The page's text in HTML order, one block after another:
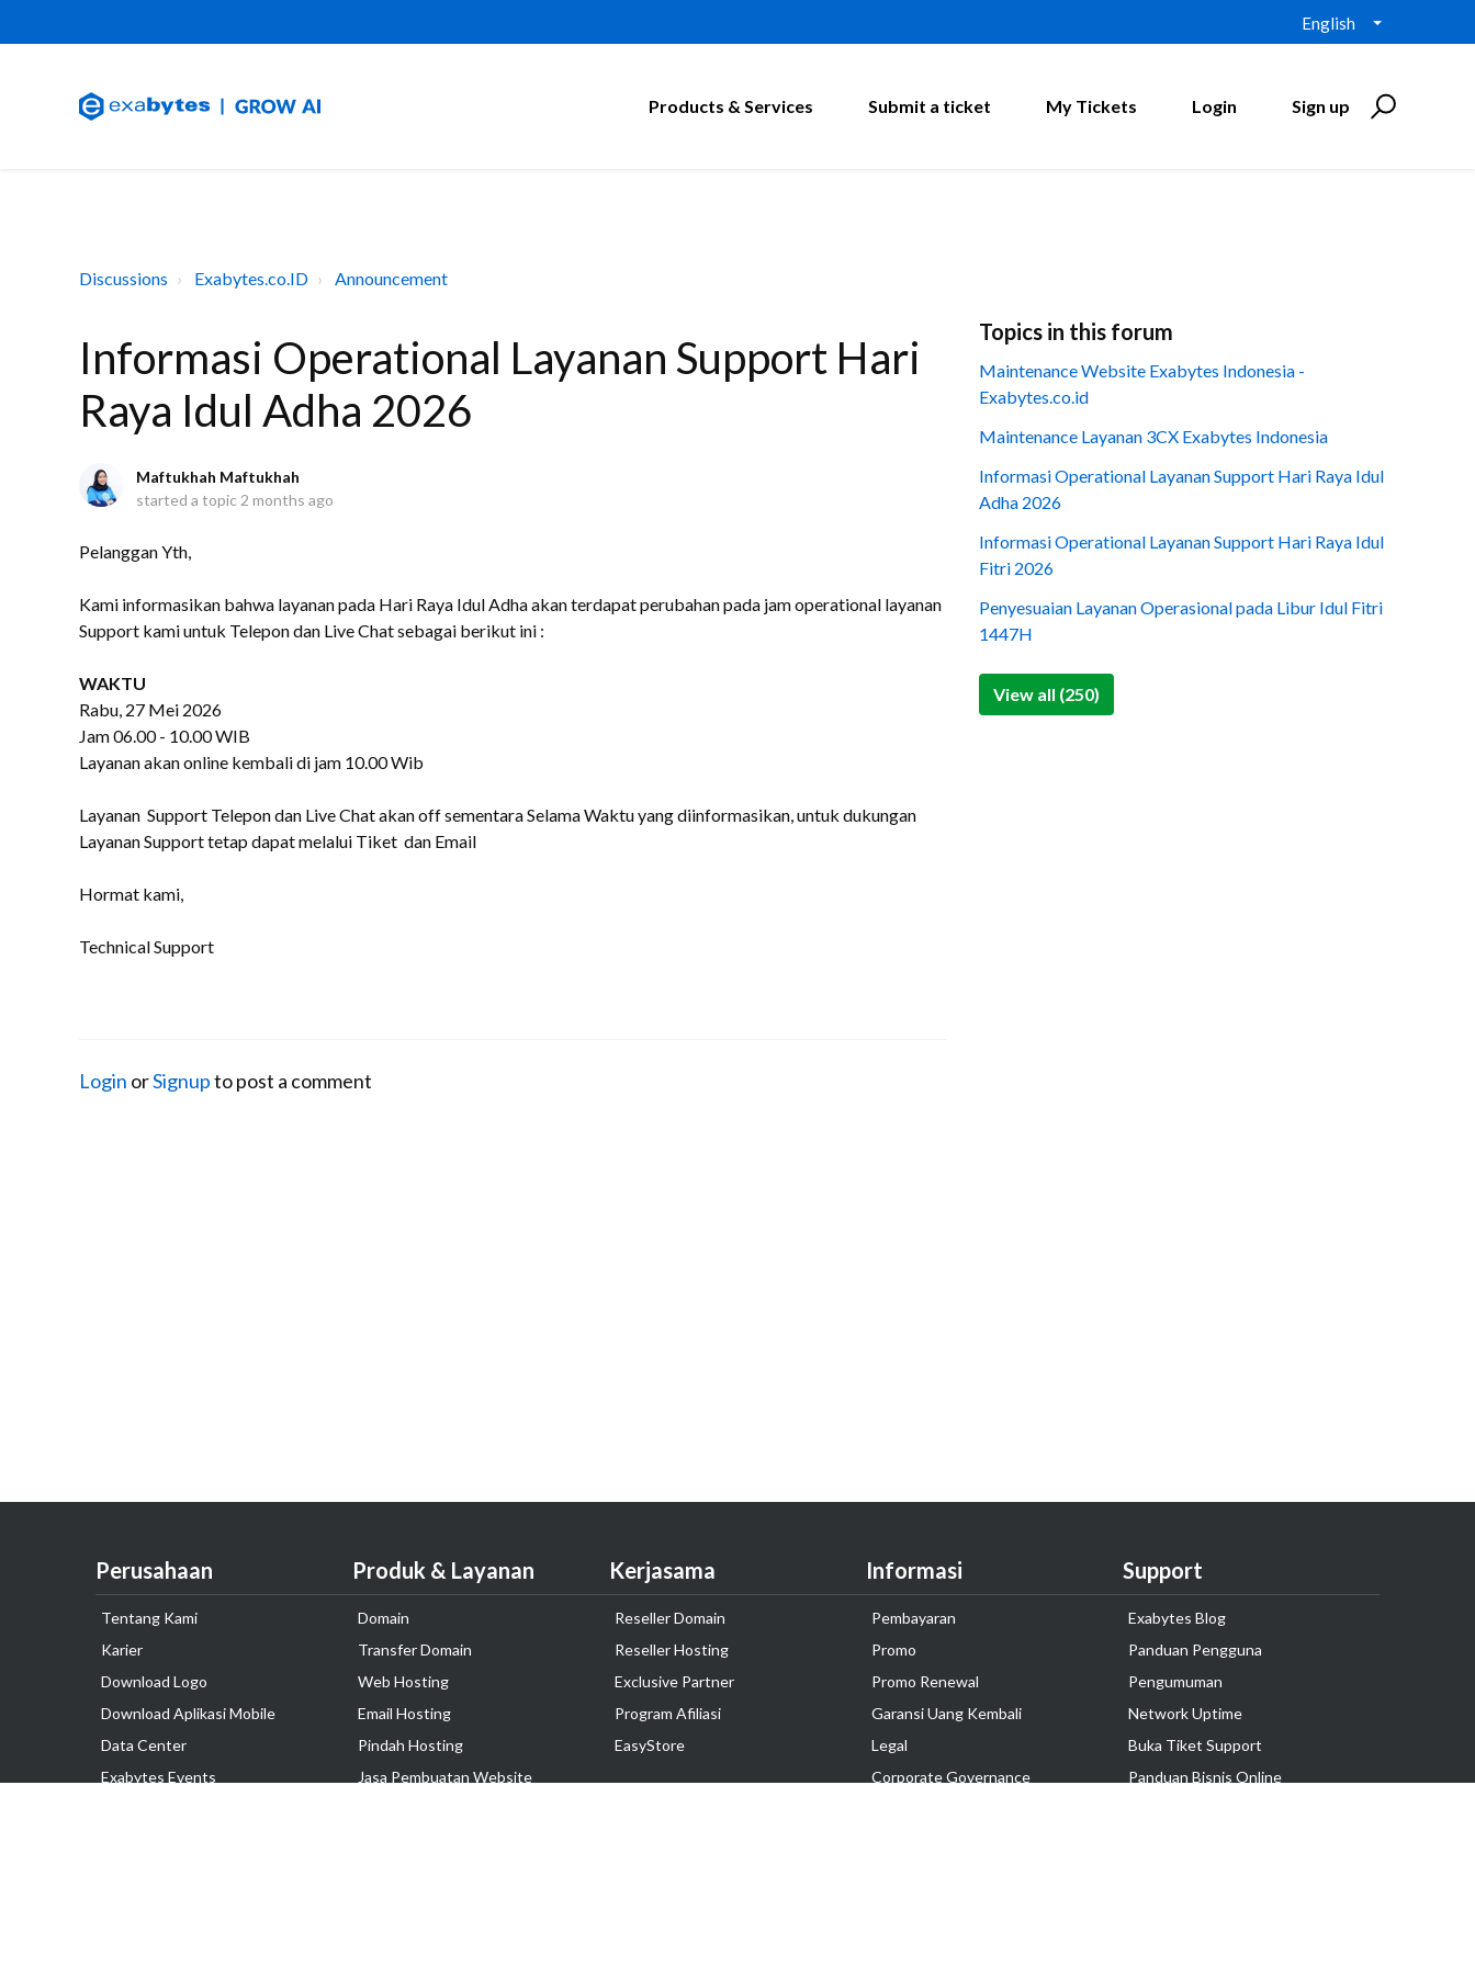
English
Products & Services Submit a ticket My Tickets Login Sign up
Discussions Exabytes.co.ID Announcement
Informasi Operational Layanan Support Hari
Raya Idul Adha 2026
Maftukhah Maftukhah
started a topic 2 months ago
Pelanggan Yth,
Kami informasikan bahwa layanan pada Hari Raya Idul Adha akan terdapat perubahan pada jam operational layanan
Support kami untuk Telepon dan Live Chat sebagai berikut ini :
WAKTU
Rabu, 27 Mei 2026
Jam 06.00 - 10.00 WIB
Layanan akan online kembali di jam 10.00 Wib
Layanan Support Telepon dan Live Chat akan off sementara Selama Waktu yang diinformasikan, untuk dukungan
Layanan Support tetap dapat melalui Tiket dan Email
Hormat kami,
Technical Support
Login orSignupto post a comment
Topics in this forum
Maintenance Website Exabytes Indonesia -
Exabytes.co.id
Maintenance Layanan 3CX Exabytes Indonesia
Informasi Operational Layanan Support Hari Raya Idul
Adha 2026
Informasi Operational Layanan Support Hari Raya Idul
Fitri 2026
Penyesuaian Layanan Operasional pada Libur Idul Fitri
1447H
View all (250)
Perusahaan
Tentang Kami
Karier
Download Logo
Download Aplikasi Mobile
Data Center
Exabytes Events
Produk & Layanan
Domain
Transfer Domain
Web Hosting
Email Hosting
Pindah Hosting
Jasa Pembuatan Website
Kerjasama
Reseller Domain
Reseller Hosting
Exclusive Partner
Program Afiliasi
EasyStore
Informasi
Pembayaran
Promo
Promo Renewal
Garansi Uang Kembali
Legal
Corporate Governance
Support
Exabytes Blog
Panduan Pengguna
Pengumuman
Network Uptime
Buka Tiket Support
Panduan Bisnis Online